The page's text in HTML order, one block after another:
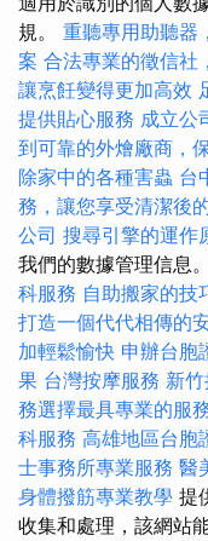
規。 重聽專用助聽器
案 合法專業的徵信社
讓烹飪變得更加高效
提供貼心服務 成立公
到可靠的外燴廠商，
除家中的各種害蟲 台
務，讓您享受清潔後
公司 搜尋引擎的運作
我們的數據管理信息。
科服務 自助搬家的技
打造一個代代相傳的
加輕鬆愉快 申辦台胞
果 台灣按摩服務 新
務選擇最具專業的服
科服務 高雄地區台胞
士事務所專業服務 醫
身體撥筋專業教學 提
收集和處理，該網站